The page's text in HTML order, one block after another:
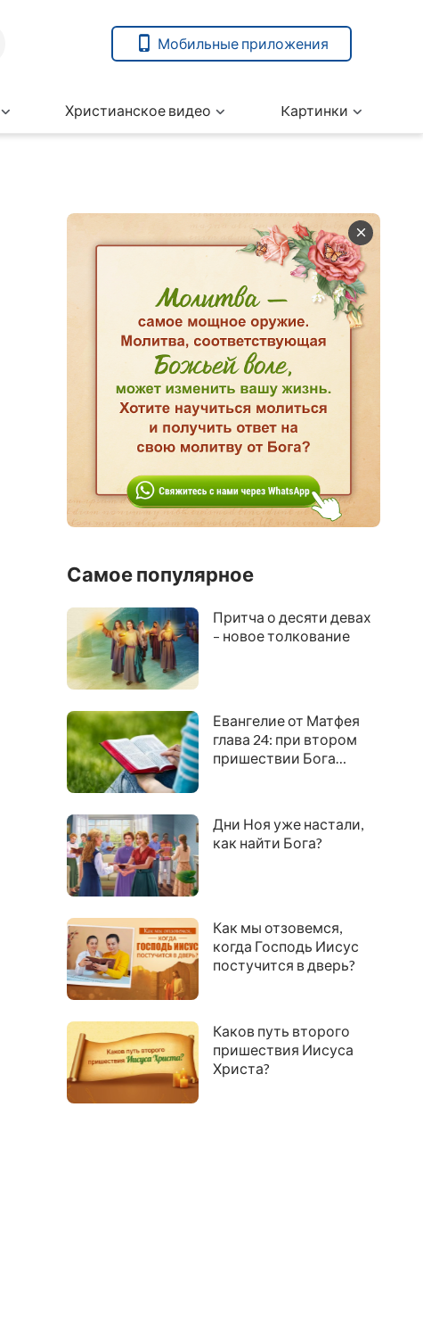
Мобильные приложения
Христианское видео Kартинки
Самое популярное
Притча о десяти девах
– новое толкование
Евангелие от Матфея
глава 24: при втором
пришествии Бога
Дни Ноя уже настали,
как найти Бога?
Как мы отзовемся,
когда Господь Иисус
постучится в дверь?
Каков путь второго
пришествия Иисуса
Христа?